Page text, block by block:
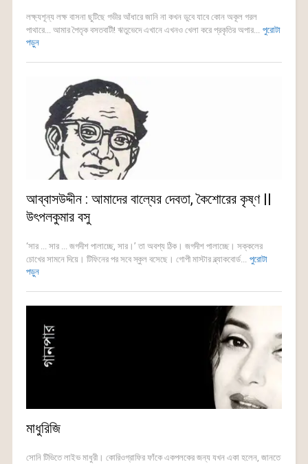
লক্ষ্যশূন্য লক্ষ বাসনা ছুটিছে গভীর আঁধারে জানি না কখন ডুবে যাবে কোন অকূল গরল
পাথারে... আমার পৈতৃক বসতবাটী! ঋতুভেদে এখানে এখনও খেলা করে প্রকৃতির অপার... পুরোটা
পড়ুন
আব্বাসউদ্দীন : আমাদের বাল্যের দেবতা, কৈশোরের কৃষ্ণ ||
উৎপলকুমার বসু
‘সার ... সার ... জগদীশ পালাচ্ছে, সার।’ তা অবশ্য ঠিক। জগদীশ পালাচ্ছে। সক্কলের
চোখের সামনে দিয়ে। টিফিনের পর সবে স্কুল বসেছে। গোপী মাস্টার ব্ল্যাকবোর্ড... পুরোটা
পড়ুন
মাধুরিজি
সোনি টিভিতে লাইভ মাধুরী। কোরিওগ্রাফির ফাঁকে একপলকের জন্য যখন একা হলেন, জানতে